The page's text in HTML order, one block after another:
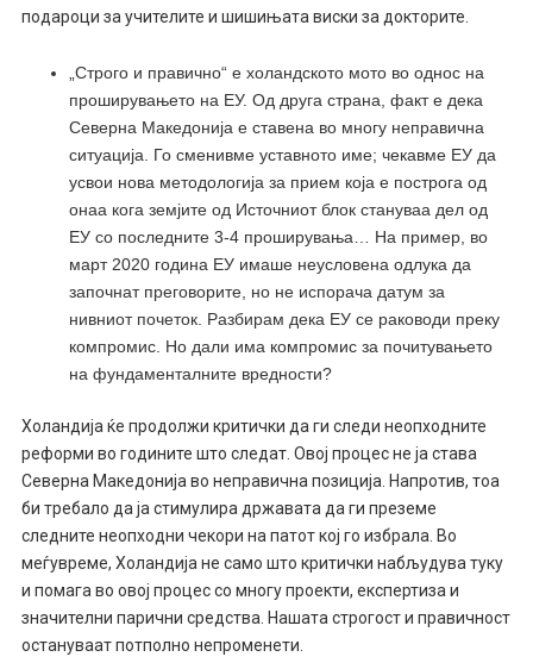
подароци за учителите и шишињата виски за докторите.
„Строго и правично“ е холандското мото во однос на
проширувањето на ЕУ. Од друга страна, факт е дека
Северна Македонија е ставена во многу неправична
ситуација. Го сменивме уставното име; чекавме ЕУ да
усвои нова методологија за прием која е построга од
онаа кога земјите од Источниот блок стануваа дел од
ЕУ со последните 3-4 проширувања… На пример, во
март 2020 година ЕУ имаше неусловена одлука да
започнат преговорите, но не испорача датум за
нивниот почеток. Разбирам дека ЕУ се раководи преку
компромис. Но дали има компромис за почитувањето
на фундаменталните вредности?
Холандија ќе продолжи критички да ги следи неопходните
реформи во годините што следат. Овој процес не ја става
Северна Македонија во неправична позиција. Напротив, тоа
би требало да ја стимулира државата да ги преземе
следните неопходни чекори на патот кој го избрала. Во
меѓувреме, Холандија не само што критички набљудува туку
и помага во овој процес со многу проекти, експертиза и
значителни парични средства. Нашата строгост и правичност
остануваат потполно непроменети.